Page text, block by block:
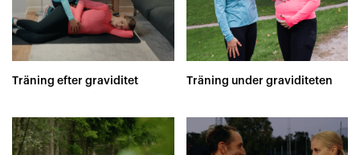
Träning efter graviditet Träning under graviditeten